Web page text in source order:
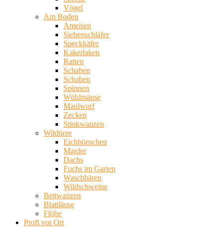
Vögel
Am Boden
Ameisen
Siebenschläfer
Speckkäfer
Kakerlaken
Ratten
Schaben
Schaben
Spinnen
Wühlmäuse
Maulwurf
Zecken
Stinkwanzen
Wildtiere
Eichhörnchen
Marder
Dachs
Fuchs im Garten
Waschbären
Wildschweine
Bettwanzen
Blattläuse
Flöhe
Profi vor Ort